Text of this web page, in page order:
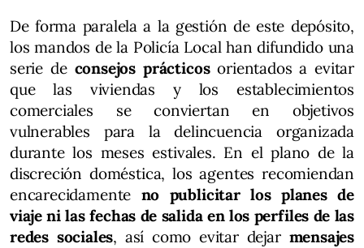
De forma paralela a la gestión de este depósito,
los mandos de la Policía Local han difundido una
serie de consejos prácticosorientados a evitar
que las viviendas y los establecimientos
comerciales se conviertan en objetivos
vulnerables para la delincuencia organizada
durante los meses estivales. En el plano de la
discreción doméstica, los agentes recomiendan
encarecidamente no publicitar los planes de
viaje ni las fechas de salida en los perfiles de las
redes sociales, así como evitar dejar mensajes